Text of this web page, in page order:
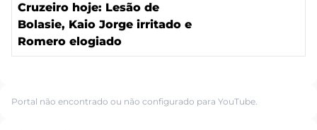
Cruzeiro hoje: Lesão de
Bolasie, Kaio Jorge irritado e
Romero elogiado
Portal não encontrado ou não configurado para YouTube.